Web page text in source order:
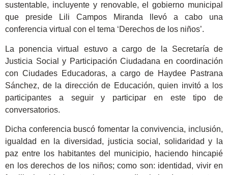
sustentable, incluyente y renovable, el gobierno municipal
que preside Lili Campos Miranda llevó a cabo una
conferencia virtual con el tema ‘Derechos de los niños’.
La ponencia virtual estuvo a cargo de la Secretaría de
Justicia Social y Participación Ciudadana en coordinación
con Ciudades Educadoras, a cargo de Haydee Pastrana
Sánchez, de la dirección de Educación, quien invitó a los
participantes a seguir y participar en este tipo de
conversatorios.
Dicha conferencia buscó fomentar la convivencia, inclusión,
igualdad en la diversidad, justicia social, solidaridad y la
paz entre los habitantes del municipio, haciendo hincapié
en los derechos de los niños; como son: identidad, vivir en